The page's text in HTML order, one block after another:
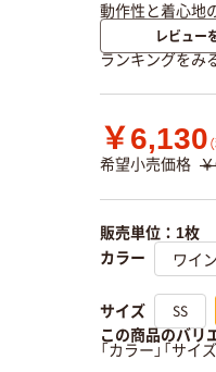
動作性と着心地
レビュー
ランキングをみ
￥6,130
希望小売価格
販売単位：1枚
カラー
サイズ SS
この商品のバリ
「カラー」「サイ